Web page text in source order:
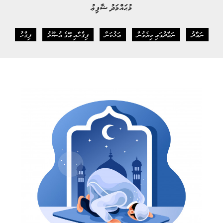
މުޙައްމަދު ޝާފިޢު
ނަމާދު ނަމާދުގައި ކިޔެވުން އަޅުކަން ފިޤްހާއި އޭގެ އުޞޫލު ފިޤްހު